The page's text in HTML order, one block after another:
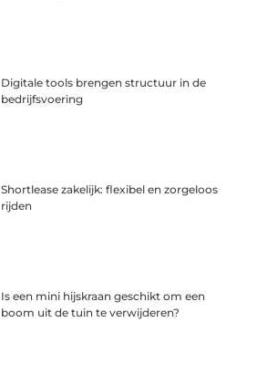
Digitale tools brengen structuur in de
bedrijfsvoering
Shortlease zakelijk: flexibel en zorgeloos
rijden
Is een mini hijskraan geschikt om een
boom uit de tuin te verwijderen?